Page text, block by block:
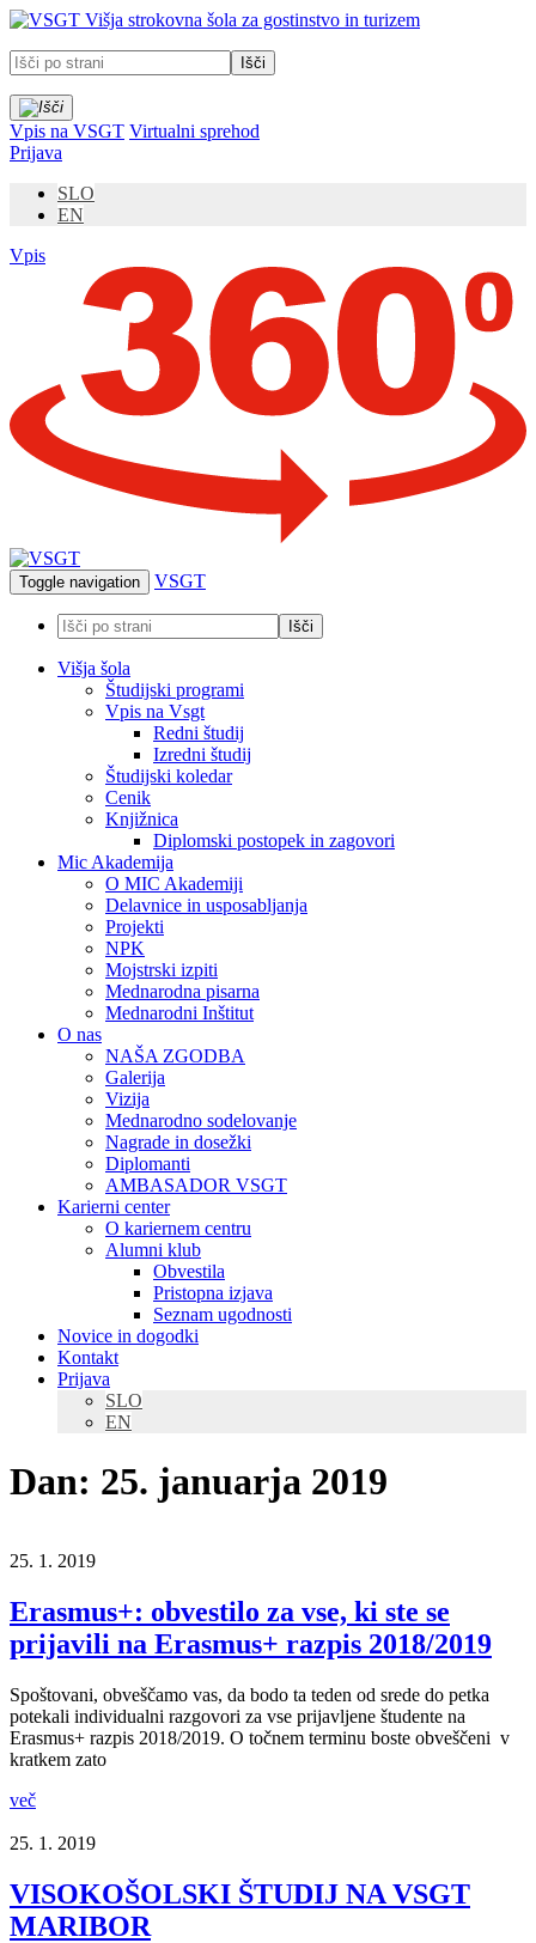
Prosimo,
upoštevajte:
To
spletno
mesto
vključuje
sistem
dostopnosti.
Višja strokovna šola za gostinstvo in turizem
Vpis na VSGT Virtualni sprehod
Prijava
SLO
EN
Vpis
Toggle navigation VSGT
Višja šola
Študijski programi
Vpis na Vsgt
Redni študij
Izredni študij
Študijski koledar
Cenik
Knjižnica
Diplomski postopek in zagovori
Mic Akademija
O MIC Akademiji
Delavnice in usposabljanja
Projekti
NPK
Mojstrski izpiti
Mednarodna pisarna
Mednarodni Inštitut
O nas
NAŠA ZGODBA
Galerija
Vizija
Mednarodno sodelovanje
Nagrade in dosežki
Diplomanti
AMBASADOR VSGT
Karierni center
O kariernem centru
Alumni klub
Obvestila
Pristopna izjava
Seznam ugodnosti
Novice in dogodki
Kontakt
Prijava
SLO
EN
Dan: 25. januarja 2019
25. 1. 2019
Erasmus+: obvestilo za vse, ki ste se
prijavili na Erasmus+ razpis 2018/2019
Spoštovani, obveščamo vas, da bodo ta teden od srede do petka
potekali individualni razgovori za vse prijavljene študente na
Erasmus+ razpis 2018/2019. O točnem terminu boste obveščeni v
kratkem zato
več
25. 1. 2019
VISOKOŠOLSKI ŠTUDIJ NA VSGT
MARIBOR